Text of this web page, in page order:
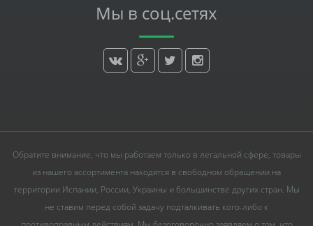
Мы в соц.сетях
Обратите внимание, что мы работаем только в легальной сфере, товары
из нашего ассортимента находятся в свободном обращении на
территории Испании, России, Украины и большинстве других стран. Мы
не ставим перед собой задачу подталкивать кого-либо к